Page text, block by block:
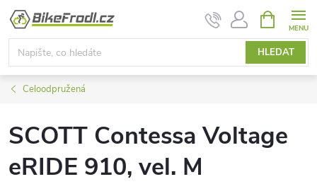
Přejít
obsah
HLEDAT
NÁKUPNÍ
KOŠÍK
Celoodpružená
SCOTT Contessa Voltage
eRIDE 910, vel. M